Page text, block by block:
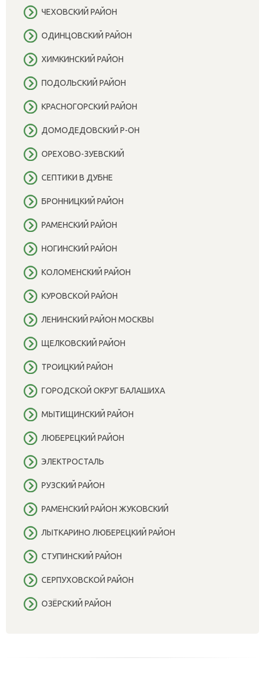
ЧЕХОВСКИЙ РАЙОН
ОДИНЦОВСКИЙ РАЙОН
ХИМКИНСКИЙ РАЙОН
ПОДОЛЬСКИЙ РАЙОН
КРАСНОГОРСКИЙ РАЙОН
ДОМОДЕДОВСКИЙ Р-ОН
ОРЕХОВО-ЗУЕВСКИЙ
СЕПТИКИ В ДУБНЕ
БРОННИЦКИЙ РАЙОН
РАМЕНСКИЙ РАЙОН
НОГИНСКИЙ РАЙОН
КОЛОМЕНСКИЙ РАЙОН
КУРОВСКОЙ РАЙОН
ЛЕНИНСКИЙ РАЙОН МОСКВЫ
ЩЕЛКОВСКИЙ РАЙОН
ТРОИЦКИЙ РАЙОН
ГОРОДСКОЙ ОКРУГ БАЛАШИХА
МЫТИЩИНСКИЙ РАЙОН
ЛЮБЕРЕЦКИЙ РАЙОН
ЭЛЕКТРОСТАЛЬ
РУЗСКИЙ РАЙОН
РАМЕНСКИЙ РАЙОН ЖУКОВСКИЙ
ЛЫТКАРИНО ЛЮБЕРЕЦКИЙ РАЙОН
СТУПИНСКИЙ РАЙОН
СЕРПУХОВСКОЙ РАЙОН
ОЗЁРСКИЙ РАЙОН